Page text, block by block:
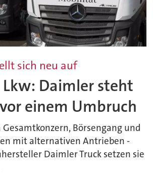
sich neu auf
Lkw: Daimler steht
einem Umbruch
Börsengang und
mit alternativen Antrieben -
Daimler Truck setzen sie